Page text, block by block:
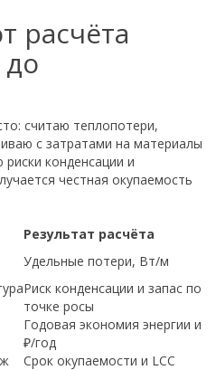
расчёта
считаю теплопотери,
с затратами на материалы
конденсации и
честная окупаемость
Результат расчёта
Удельные потери, Вт/м
Риск конденсации и запас по
точке росы
Годовая экономия энергии и
₽/год
Срок окупаемости и LCC